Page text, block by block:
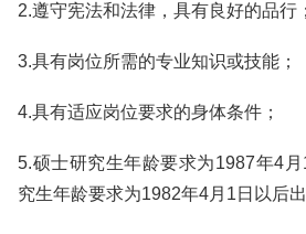
2.遵守宪法和法律，具有良好的品行；
3.具有岗位所需的专业知识或技能；
4.具有适应岗位要求的身体条件；
5.硕士研究生年龄要求为1987年4
究生年龄要求为1982年4月1日以后出